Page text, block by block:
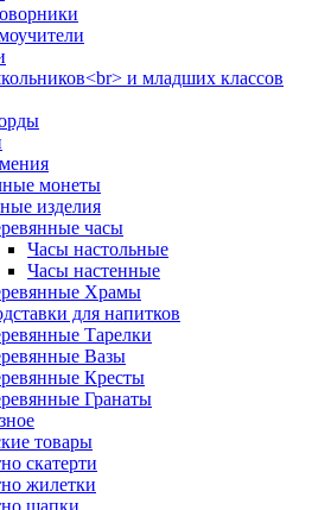
и младших классов
монеты
изделия
часы
Часы настольные
Часы настенные
Храмы
для напитков
Тарелки
Вазы
Кресты
Гранаты
товары
скатерти
жилетки
шапки